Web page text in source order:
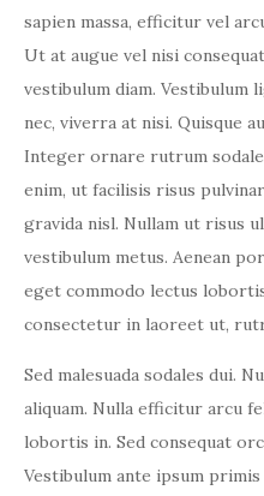
sapien massa, efficitur vel
Ut at augue vel nisi
vestibulum diam. Vestibulum
nec, viverra at nisi. Quisque
Integer ornare rutrum
enim, ut facilisis risus
gravida nisl. Nullam ut risus
vestibulum metus. Aenean
eget commodo lectus
consectetur in laoreet ut,
Sed malesuada sodales dui.
aliquam. Nulla efficitur arcu
lobortis in. Sed consequat
Vestibulum ante ipsum